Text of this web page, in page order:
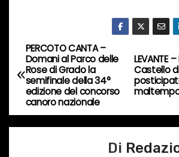
n
c
o
r
s
N
a
v
i
LEVANTE
Castello
PERCOTO CANTA –
Domani al Parco delle
Rose di Grado la
semifinale della 34°
edizione del concorso
canoro nazionale
Di